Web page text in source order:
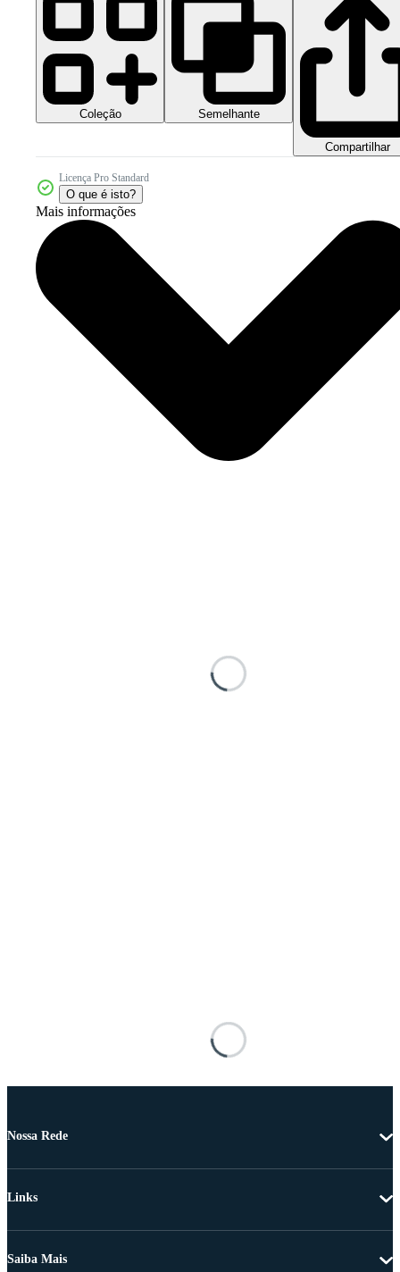
Coleção Semelhante
Compartilhar
Licença Pro Standard
O que é isto?
Mais informações
Nossa Rede
Links
Saiba Mais